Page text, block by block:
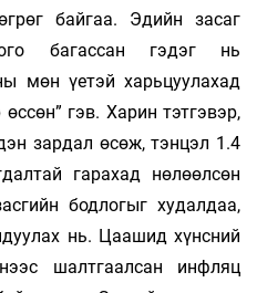
байгаа. Эдийн засаг
багассан гэдэг нь
мөн үетэй харьцуулахад
гэв. Харин тэтгэвэр,
зардал өсөж, тэнцэл 1.4
гарахад нөлөөлсөн
бодлогыг худалдаа,
нь. Цаашид хүнсний
шалтгаалсан инфляц